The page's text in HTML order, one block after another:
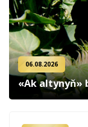
06.08.2026
«Ak altynyň»